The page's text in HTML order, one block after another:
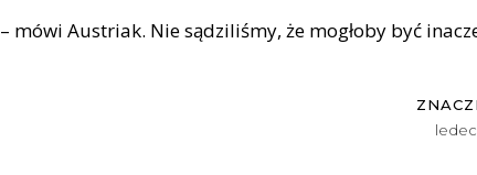
– mówi Austriak. Nie sądziliśmy, że mogłoby być